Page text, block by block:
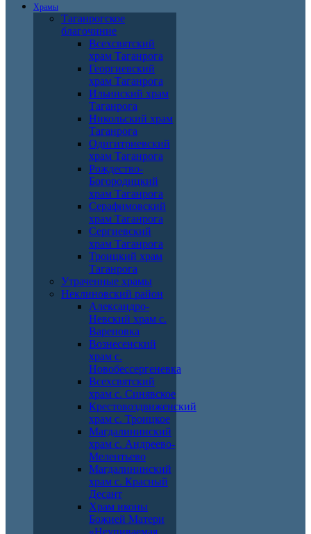
Храмы
Таганрогское
благочиние
Всехсвятский
храм Таганрога
Георгиевский
храм Таганрога
Ильинский храм
Таганрога
Никольский храм
Таганрога
Одигитриевский
храм Таганрога
Рождество-
Богородицкий
храм Таганрога
Серафимовский
храм Таганрога
Сергиевский
храм Таганрога
Троицкий храм
Таганрога
Утраченные храмы
Неклиновский район
Александро-
Невский храм с.
Вареновка
Вознесенский
храм с.
Новобессергеневка
Всехсвятский
храм с. Синявское
Крестовоздвиженский
храм с. Троицкое
Магдалининский
храм с. Андреево-
Мелентьево
Магдалининский
храм с. Красный
Десант
Храм иконы
Божией Матери
«Неупиваемая